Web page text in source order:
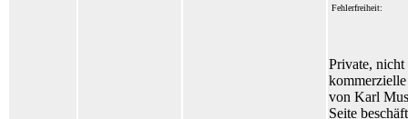
Fehlerfreiheit:
Private, nicht
von Karl
Seite